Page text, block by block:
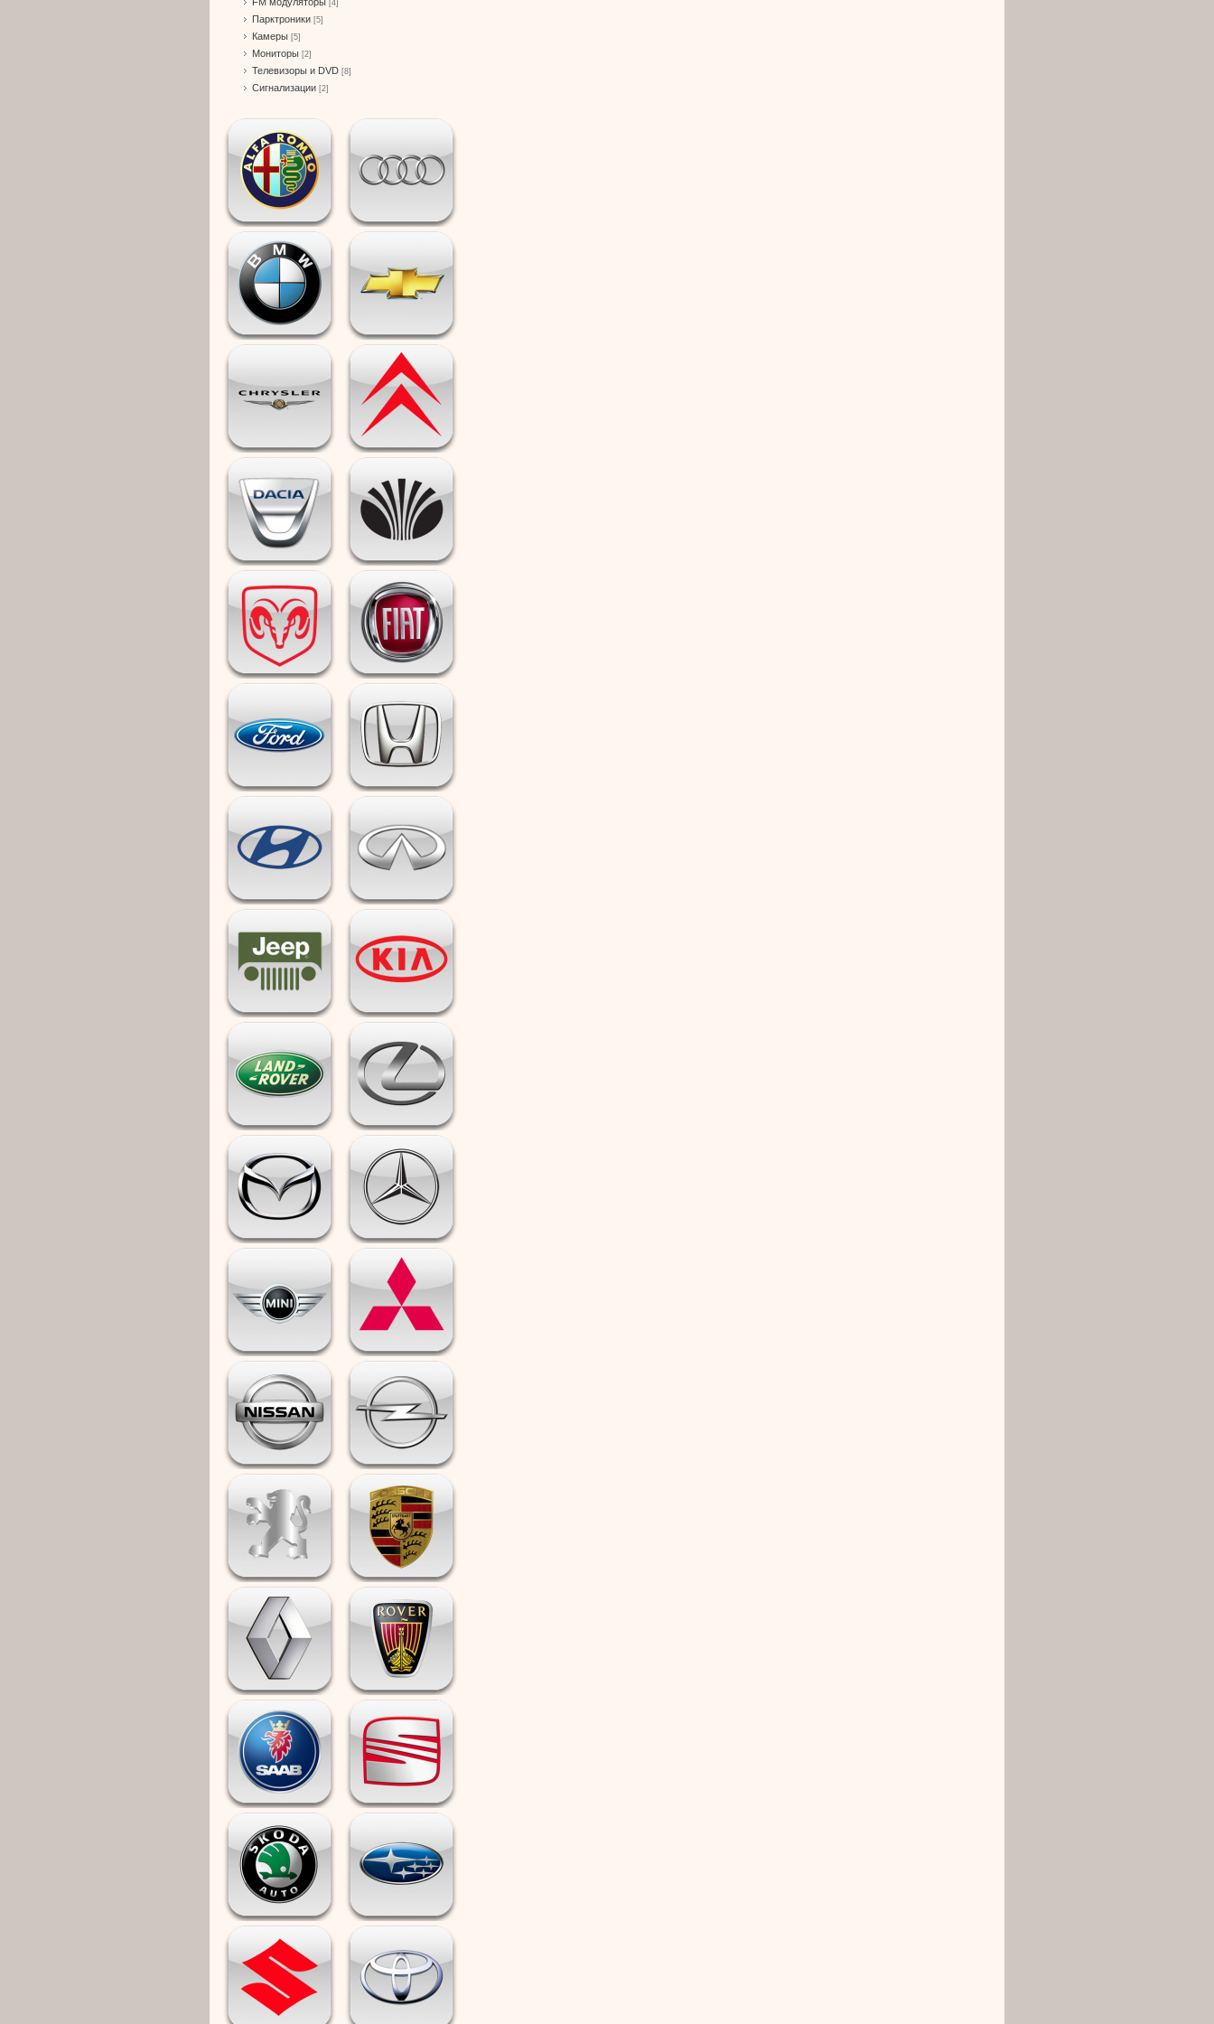
[4]
Парктроники [5]
Камеры [5]
Мониторы [2]
Телевизоры и DVD [8]
Сигнализации [2]